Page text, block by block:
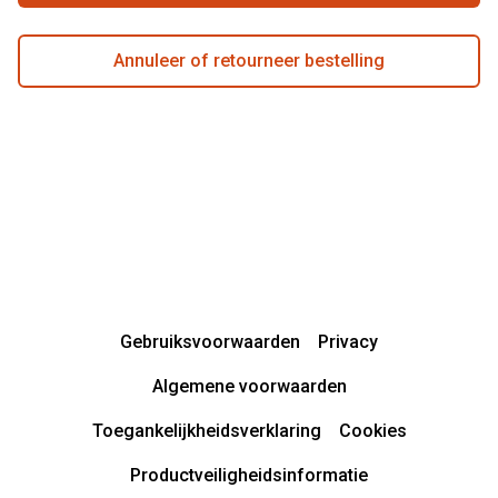
Annuleer of retourneer bestelling
Gebruiksvoorwaarden Privacy
Algemene voorwaarden
Toegankelijkheidsverklaring Cookies
Productveiligheidsinformatie